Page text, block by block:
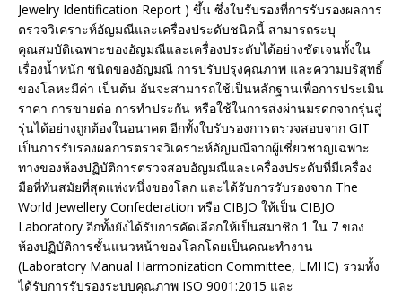
Jewelry Identification Report ) ขึ้น ซึ่งใบรับรองที่การรับรองผลการ
ตรวจวิเคราะห์อัญมณีและเครื่องประดับชนิดนี้ สามารถระบุ
คุณสมบัติเฉพาะของอัญมณีและเครื่องประดับได้อย่างชัดเจนทั้งใน
เรื่องน้ำหนัก ชนิดของอัญมณี การปรับปรุงคุณภาพ และความบริสุทธิ์
ของโลหะมีค่า เป็นต้น อันจะสามารถใช้เป็นหลักฐานเพื่อการประเมิน
ราคา การขายต่อ การทำประกัน หรือใช้ในการส่งผ่านมรดกจากรุ่นสู่
รุ่นได้อย่างถูกต้องในอนาคต อีกทั้งใบรับรองการตรวจสอบจาก GIT
เป็นการรับรองผลการตรวจวิเคราะห์อัญมณีจากผู้เชี่ยวชาญเฉพาะ
ทางของห้องปฏิบัติการตรวจสอบอัญมณีและเครื่องประดับที่มีเครื่อง
มือที่ทันสมัยที่สุดแห่งหนึ่งของโลก และได้รับการรับรองจาก The
World Jewellery Confederation หรือ CIBJO ให้เป็น CIBJO
Laboratory อีกทั้งยังได้รับการคัดเลือกให้เป็นสมาชิก 1 ใน 7 ของ
ห้องปฏิบัติการชั้นแนวหน้าของโลกโดยเป็นคณะทำงาน
(Laboratory Manual Harmonization Committee, LMHC) รวมทั้ง
ได้รับการรับรองระบบคุณภาพ ISO 9001:2015 และ